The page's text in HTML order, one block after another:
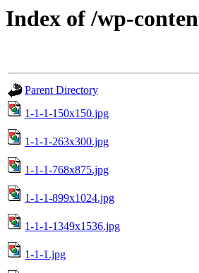
Index of /wp-
Parent Directory
1-1-1-150x150.jpg
1-1-1-263x300.jpg
1-1-1-768x875.jpg
1-1-1-899x1024.jpg
1-1-1-1349x1536.jpg
1-1-1.jpg